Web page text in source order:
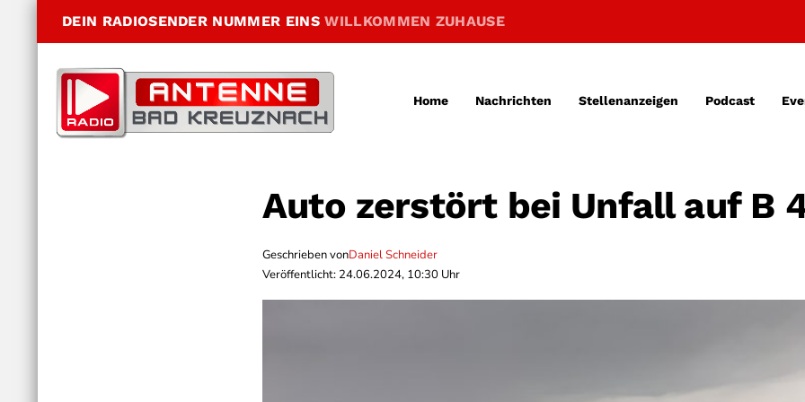
DEIN RADIOSENDER NUMMER EINSWILLKOMMEN ZUHAUSE
Home Nachrichten Stellenanzeigen Podcast
Auto zerstört bei Unfall auf B
Geschrieben vonDaniel Schneider
Veröffentlicht: 24.06.2024, 10:30 Uhr